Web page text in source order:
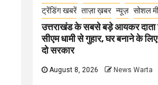
ट्रेंडिंग खबरें ताज़ा ख़बर न्यूज़ सोशल
उत्तराखंड के सबसे बड़े आयकर
सीएम धामी से गुहार, घर बनाने के
दो सरकार
August 8, 2026 News Warta